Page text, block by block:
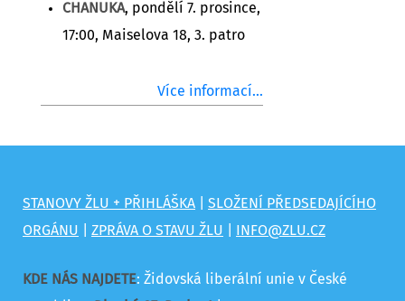
CHANUKA, pondělí 7. prosince,
17:00, Maiselova 18, 3. patro
Více informací...
STANOVY ŽLU + PŘIHLÁŠKA
SLOŽENÍ PŘEDSEDAJÍCÍHO
ORGÁNU
ZPRÁVA O STAVU ŽLU INFO@ZLU.CZ
KDE NÁS NAJDETE: Židovská liberální unie v České